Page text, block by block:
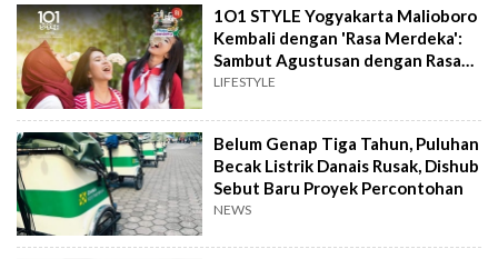
1O1 STYLE Yogyakarta Malioboro
Kembali dengan 'Rasa Merdeka':
Sambut Agustusan dengan Rasa
dan Tawa
LIFESTYLE
Belum Genap Tiga Tahun, Puluhan
Becak Listrik Danais Rusak, Dishub
Sebut Baru Proyek Percontohan
NEWS